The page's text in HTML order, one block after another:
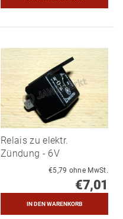
Relais zu elektr.
Zündung - 6V
€5,79 ohne MwSt.
€7,01